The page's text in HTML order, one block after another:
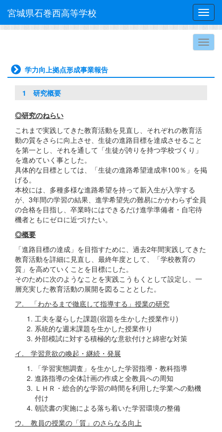
宮城県石巻西高等学校
学力向上拠点形成事業報告
1 研究概要
◎研究のねらい
これまで実践してきた教育活動を見直し、それぞれの教育活
動の質をさらに向上させ、生徒の進路目標を達成させること
を第一とし、それを通して「生徒が誇りを持つ学校づくり」
を進めていく事とした。
具体的な目標としては、「生徒の進路希望達成率100％」を掲
げる。
本校には、多種多様な進路希望を持って新入生が入学する
が、3年間の学習の結果、進学希望先の難易にかかわらず全員
の合格を目指し、卒業時にはできるだけ進学準備者・自宅待
機者ともにゼロに近づけたい。
◎概要
「進路目標の達成」を目指すために、過去2年間実践してきた
教育活動を詳細に見直し、最終年度として、「学校教育の
質」を高めていくことを目標にした。
そのために次のようなことを実践こうもくとして設定し、一
層充実した教育活動の展開を図ることとした。
ア. 「わかるまで徹底して指導する」授業の研究
工夫を凝らした課題(宿題を生かした授業作り)
系統的な週末課題を生かした授業作り
外部模試に対する積極的な意欲付けと綿密な対策
イ. 学習意欲の喚起・継続・発展
「学習実態調査」を生かした学習指導・教科指導
進路指導の全体計画の作成と全教員への周知
ＬＨＲ・総合的な学習の時間を利用した学業への動機
付け
朝読書の実施による落ち着いた学習環境の整備
ウ. 教員の授業の「質」のさらなる向上